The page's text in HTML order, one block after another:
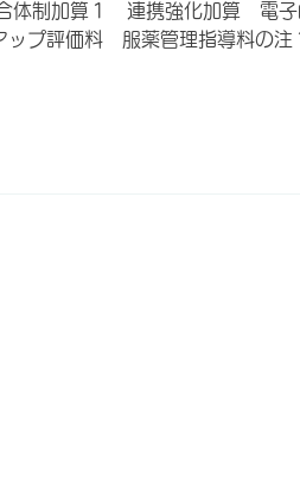
体制加算１ 連携強化加算 電子
プ評価料 服薬管理指導料の注